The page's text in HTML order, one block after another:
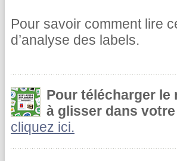
Pour savoir comment lire
d’analyse des labels.
Pour télécharger le
à glisser dans
cliquez ici.